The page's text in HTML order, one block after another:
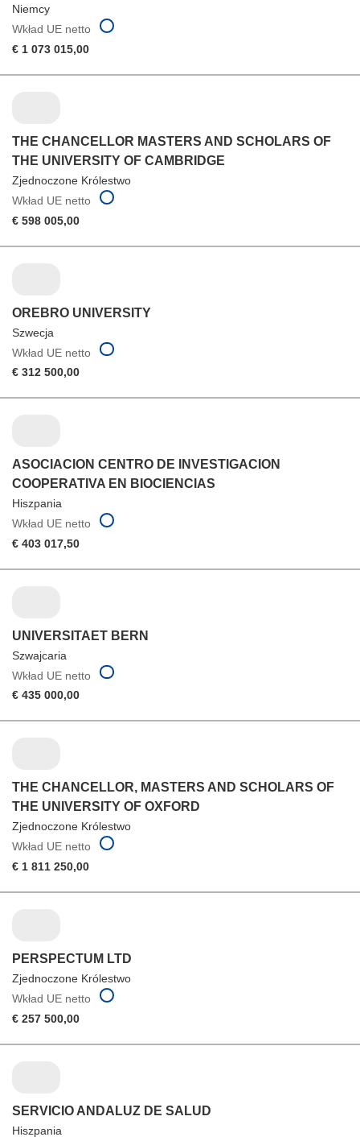
Niemcy
Wkład UE netto
€ 1 073 015,00
THE CHANCELLOR MASTERS AND SCHOLARS OF
THE UNIVERSITY OF CAMBRIDGE
Zjednoczone Królestwo
Wkład UE netto
€ 598 005,00
OREBRO UNIVERSITY
Szwecja
Wkład UE netto
€ 312 500,00
ASOCIACION CENTRO DE INVESTIGACION
COOPERATIVA EN BIOCIENCIAS
Hiszpania
Wkład UE netto
€ 403 017,50
UNIVERSITAET BERN
Szwajcaria
Wkład UE netto
€ 435 000,00
THE CHANCELLOR, MASTERS AND SCHOLARS OF
THE UNIVERSITY OF OXFORD
Zjednoczone Królestwo
Wkład UE netto
€ 1 811 250,00
PERSPECTUM LTD
Zjednoczone Królestwo
Wkład UE netto
€ 257 500,00
SERVICIO ANDALUZ DE SALUD
Hiszpania